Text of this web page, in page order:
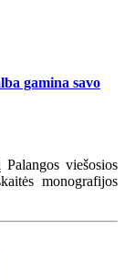
gamina savo
viešosios
monografijos